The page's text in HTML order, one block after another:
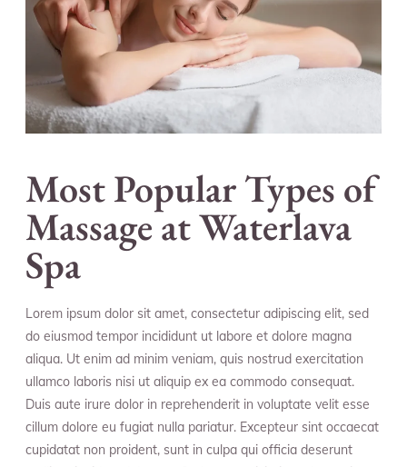
Most Popular Types of
Massage at Waterlava
Spa
Lorem ipsum dolor sit amet, consectetur adipiscing elit, sed
do eiusmod tempor incididunt ut labore et dolore magna
aliqua. Ut enim ad minim veniam, quis nostrud exercitation
ullamco laboris nisi ut aliquip ex ea commodo consequat.
Duis aute irure dolor in reprehenderit in voluptate velit esse
cillum dolore eu fugiat nulla pariatur. Excepteur sint occaecat
cupidatat non proident, sunt in culpa qui officia deserunt